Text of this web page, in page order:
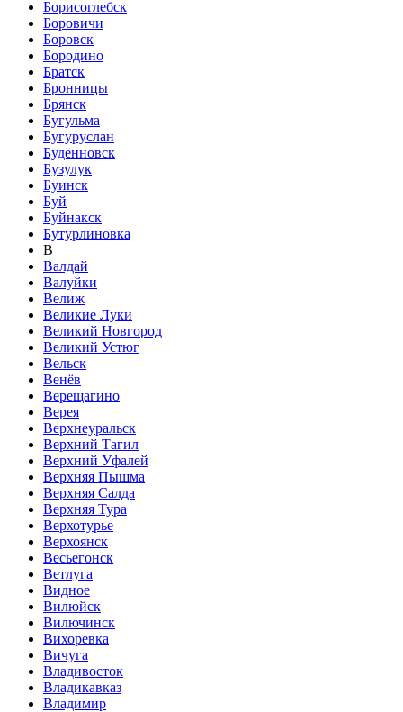
Борисоглебск
Боровичи
Боровск
Бородино
Братск
Бронницы
Брянск
Бугульма
Бугуруслан
Будённовск
Бузулук
Буинск
Буй
Буйнакск
Бутурлиновка
В
Валдай
Валуйки
Велиж
Великие Луки
Великий Новгород
Великий Устюг
Вельск
Венёв
Верещагино
Верея
Верхнеуральск
Верхний Тагил
Верхний Уфалей
Верхняя Пышма
Верхняя Салда
Верхняя Тура
Верхотурье
Верхоянск
Весьегонск
Ветлуга
Видное
Вилюйск
Вилючинск
Вихоревка
Вичуга
Владивосток
Владикавказ
Владимир